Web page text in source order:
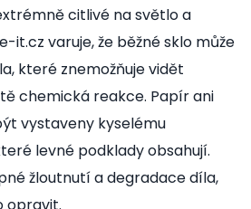
citlivé na světlo a
it.cz varuje, že běžné sklo může
které znemožňuje vidět
chemická reakce. Papír ani
vystaveny kyselému
levné podklady obsahují.
žloutnutí a degradace díla,